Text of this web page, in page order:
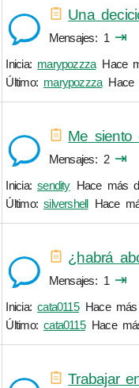
Una
Mensajes 1 ⇥
Inicia: marypozzza Hace
Último: marypozzza Hace
Me siento
Mensajes 2 ⇥
Inicia:sendity Hace más
Último:silvershell Hace
¿habrá
Mensajes 1 ⇥
Inicia:cata0115 Hace
Último:cata0115 Hace
Trabajar